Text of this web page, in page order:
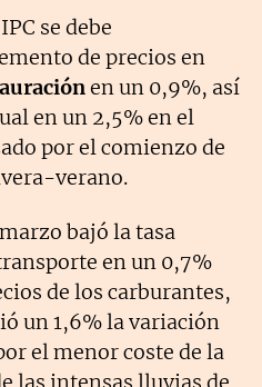
se debe
de precios en
en un 0,9%, así
en un 2,5% en el
por el comienzo de
verano.
bajó la tasa
en un 0,7%
de los carburantes,
un 1,6% la variación
el menor coste de la